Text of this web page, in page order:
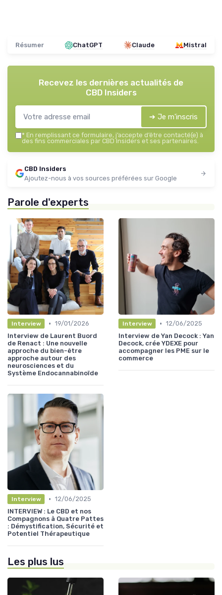
Résumer ChatGPT Claude Mistral
Recevez les dernières actualités de
CBD Insiders
➔ Je m'inscris
* En remplissant ce formulaire, j’accepte d’être contacté(e) à
des fins commerciales par CBD Insiders et ses partenaires.
CBD Insiders
Ajoutez-nous à vos sources préférées sur Google
Parole d'experts
Interview • 19/01/2026
Interview de Laurent Buord
de Renact : Une nouvelle
approche du bien-être
approche autour des
neurosciences et du
Système Endocannabinoïde
Interview • 12/06/2025
Interview de Yan Decock : Yan
Decock, crée YDEXE pour
accompagner les PME sur le
commerce
Interview • 12/06/2025
INTERVIEW : Le CBD et nos
Compagnons à Quatre Pattes
: Démystification, Sécurité et
Potentiel Thérapeutique
Les plus lus